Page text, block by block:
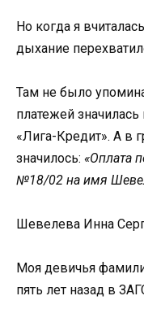
Но когда я
дыхание
Там не было
платежей
«Лига-Кредит». А в
значилось: «Оплата
№18/02 на имя
Шевелева Инна
Моя девичья
пять лет назад в